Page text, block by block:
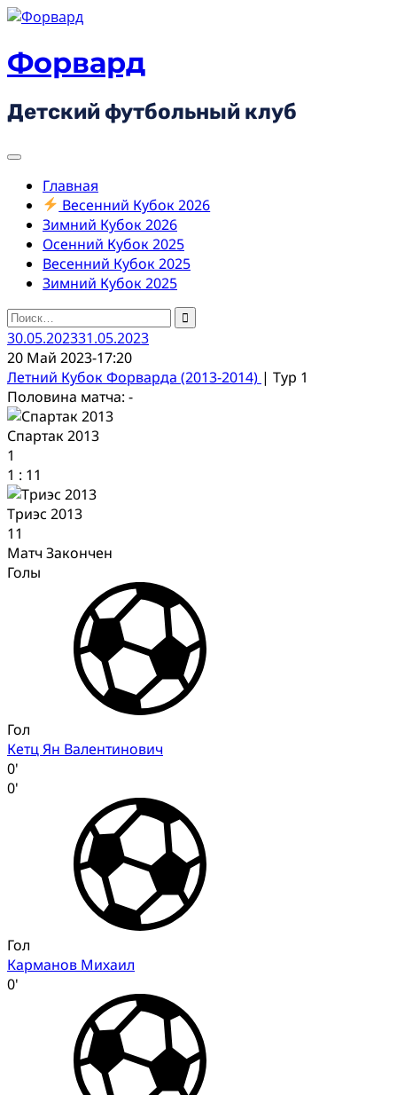
Skip
content
Форвард
Детский футбольный клуб
Главная
Весенний Кубок 2026
Зимний Кубок 2026
Осенний Кубок 2025
Весенний Кубок 2025
Зимний Кубок 2025
Найти:
30.05.202331.05.2023
20 Май 2023-17:20
Летний Кубок Форварда (2013-2014) | Тур 1
Половина матча: -
Спартак 2013
1
1 : 11
Триэс 2013
11
Матч Закончен
Голы
Гол
Кетц Ян Валентинович
0'
0'
Гол
Карманов Михаил
0'